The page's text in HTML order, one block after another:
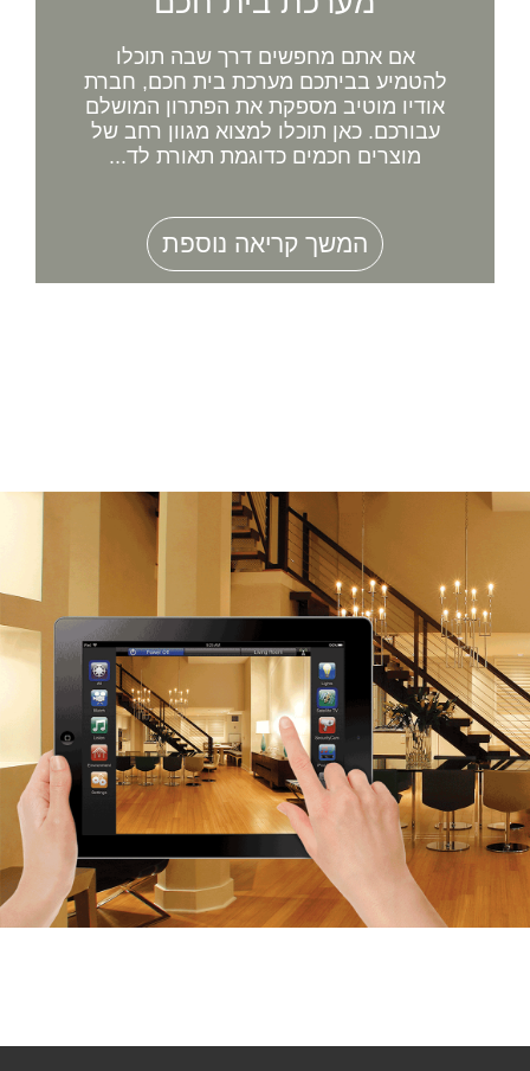
אם אתם מחפשים דרך שבה תוכלו
להטמיע בביתכם מערכת בית חכם, חברת
אודיו מוטיב מספקת את הפתרון המושלם
עבורכם. כאן תוכלו למצוא מגוון רחב של
מוצרים חכמים כדוגמת תאורת לד...
המשך קריאה נוספת